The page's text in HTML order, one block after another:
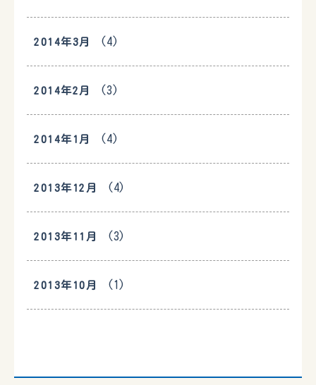
2014年3月 (4)
2014年2月 (3)
2014年1月 (4)
2013年12月 (4)
2013年11月 (3)
2013年10月 (1)